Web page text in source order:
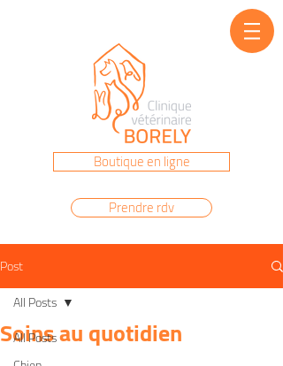
04 91 22 86 40
Boutique en ligne
Prendre rdv
Post
All Posts
All Posts
Soins au quotidien